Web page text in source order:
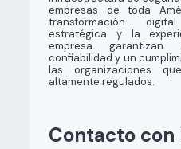
empresas de toda
transformación
estratégica y la
empresa
confiabilidad y un
las organizaciones
altamente regulados.
Contacto con